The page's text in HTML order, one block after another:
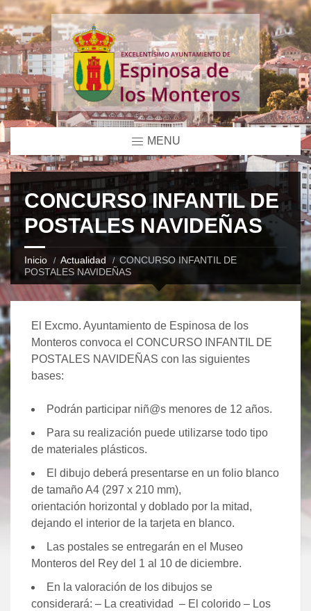
MENU
CONCURSO INFANTIL DE
POSTALES NAVIDEÑAS
Inicio Actualidad
CONCURSO INFANTIL DE
POSTALES NAVIDEÑAS
El Excmo. Ayuntamiento de Espinosa de los
Monteros convoca el CONCURSO INFANTIL DE
POSTALES NAVIDEÑAS con las siguientes
bases:
Podrán participar niñ@s menores de 12 años.
Para su realización puede utilizarse todo tipo
de materiales plásticos.
El dibujo deberá presentarse en un folio blanco
de tamaño A4 (297 x 210 mm),
orientación horizontal y doblado por la mitad,
dejando el interior de la tarjeta en blanco.
Las postales se entregarán en el Museo
Monteros del Rey del 1 al 10 de diciembre.
En la valoración de los dibujos se
considerará: – La creatividad – El colorido – Los